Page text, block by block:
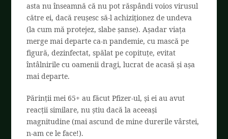
asta nu înseamnă că nu pot răspândi voios virusul
către ei, dacă reușesc să-l achiziționez de undeva
(la cum mă protejez, slabe șanse). Așadar viața
merge mai departe ca-n pandemie, cu mască pe
figură, dezinfectat, spălat pe copituțe, evitat
întâlnirile cu oamenii dragi, lucrat de acasă și așa
mai departe.
Părinții mei 65+ au făcut Pfizer-ul, și ei au avut
reacții similare, nu știu dacă la aceeași
magnitudine (mai ascund de mine durerile vârstei,
n-am ce le face!).